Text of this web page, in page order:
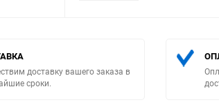
доставку вашего заказа в
сроки.